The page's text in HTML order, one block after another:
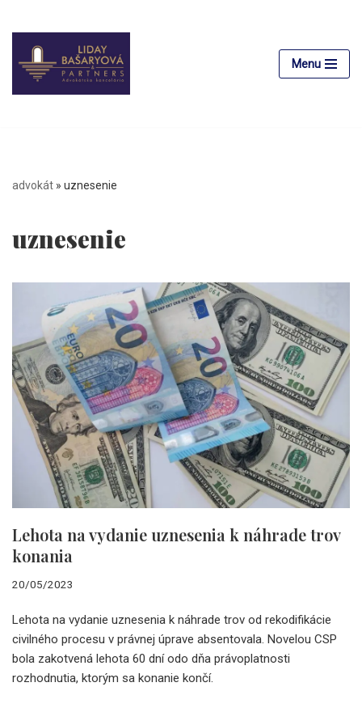
Preskočiť
na
obsah
Menu
advokát » uznesenie
uznesenie
Lehota na vydanie uznesenia k náhrade trov
konania
20/05/2023
Lehota na vydanie uznesenia k náhrade trov od rekodifikácie
civilného procesu v právnej úprave absentovala. Novelou CSP
bola zakotvená lehota 60 dní odo dňa právoplatnosti
rozhodnutia, ktorým sa konanie končí.